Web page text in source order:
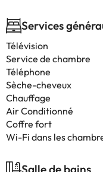
Services
Télévision
Service de chambre
Téléphone
Sèche-cheveux
Chauffage
Air Conditionné
Coffre fort
Wi-Fi dans les
Salle de bains